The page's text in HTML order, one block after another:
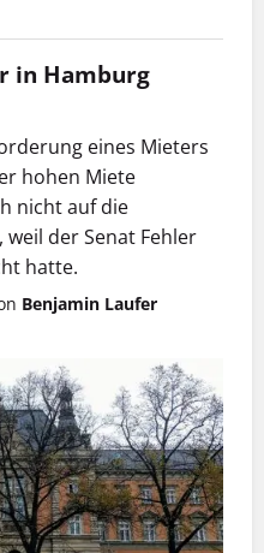
in Hamburg
eines Mieters
hohen Miete
nicht auf die
der Senat Fehler
hatte.
Benjamin Laufer